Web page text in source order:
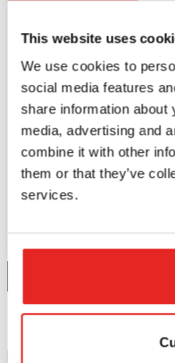
This website uses
We use cookies to
social media features
share information about
media, advertising and
combine it with other
them or that they’ve
services.
THS.ES032
Veer.
Direct leverbaar
€2,08
Vergelijk dit product